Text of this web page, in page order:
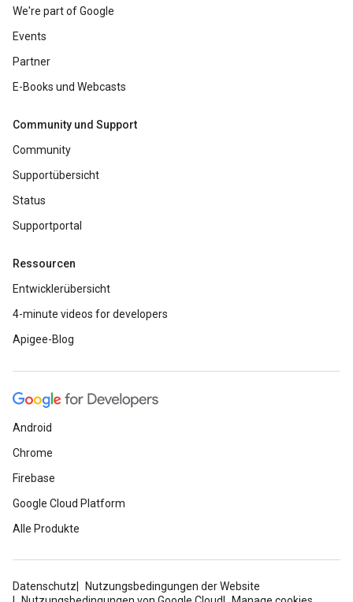
We're part of Google
Events
Partner
E-Books und Webcasts
Community und Support
Community
Supportübersicht
Status
Supportportal
Ressourcen
Entwicklerübersicht
4-minute videos for developers
Apigee-Blog
Android
Chrome
Firebase
Google Cloud Platform
Alle Produkte
Datenschutz
Nutzungsbedingungen der Website